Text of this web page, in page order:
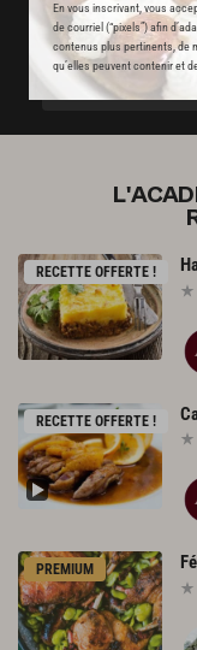
En vous inscrivant, vous
de courriel (“pixels”) afin
contenus plus pertinents, de
qu’elles peuvent contenir et
DÉJÀ
RECETTE OFFERTE !
RECETTE OFFERTE !
PREMIUM